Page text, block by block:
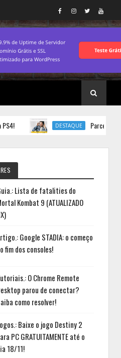
DESTAQUE Parceria.:
Lista de fatalities do
Kombat 9 (ATUALIZADO
Google STADIA: o começo
fim dos consoles!
O Chrome Remote
parou de conectar?
como resolver!
Baixe o jogo Destiny 2
PC GRATUITAMENTE até o
18/11!